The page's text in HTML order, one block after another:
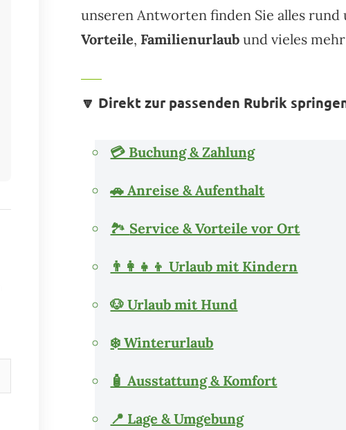
unseren Antworten finden Sie alles
Vorteile, Familienurlaubund vieles
🔽 Direkt zur passenden Rubrik
💳 Buchung & Zahlung
🚗 Anreise & Aufenthalt
🏞️ Service & Vorteile vor Ort
👨‍👩‍👧‍👦 Urlaub mit Kindern
🐶 Urlaub mit Hund
❄️ Winterurlaub
🧴 Ausstattung & Komfort
📍 Lage & Umgebung